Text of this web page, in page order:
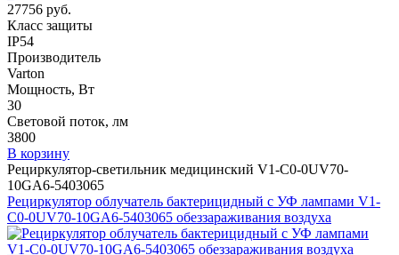
27756 руб.
Класс защиты
IP54
Производитель
Varton
Мощность, Вт
30
Световой поток, лм
3800
В корзину
Рециркулятор-светильник медицинский V1-C0-0UV70-
10GA6-5403065
Рециркулятор облучатель бактерицидный с УФ лампами V1-
C0-0UV70-10GA6-5403065 обеззараживания воздуха